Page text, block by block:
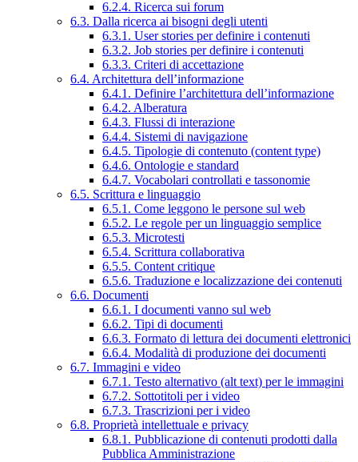
6.2.4. Ricerca sui forum
6.3. Dalla ricerca ai bisogni degli utenti
6.3.1. User stories per definire i contenuti
6.3.2. Job stories per definire i contenuti
6.3.3. Criteri di accettazione
6.4. Architettura dell’informazione
6.4.1. Definire l’architettura dell’informazione
6.4.2. Alberatura
6.4.3. Flussi di interazione
6.4.4. Sistemi di navigazione
6.4.5. Tipologie di contenuto (content type)
6.4.6. Ontologie e standard
6.4.7. Vocabolari controllati e tassonomie
6.5. Scrittura e linguaggio
6.5.1. Come leggono le persone sul web
6.5.2. Le regole per un linguaggio semplice
6.5.3. Microtesti
6.5.4. Scrittura collaborativa
6.5.5. Content critique
6.5.6. Traduzione e localizzazione dei contenuti
6.6. Documenti
6.6.1. I documenti vanno sul web
6.6.2. Tipi di documenti
6.6.3. Formato di lettura dei documenti elettronici
6.6.4. Modalità di produzione dei documenti
6.7. Immagini e video
6.7.1. Testo alternativo (alt text) per le immagini
6.7.2. Sottotitoli per i video
6.7.3. Trascrizioni per i video
6.8. Proprietà intellettuale e privacy
6.8.1. Pubblicazione di contenuti prodotti dalla
Pubblica Amministrazione